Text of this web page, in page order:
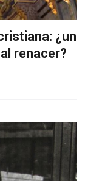
¿un
renacer?